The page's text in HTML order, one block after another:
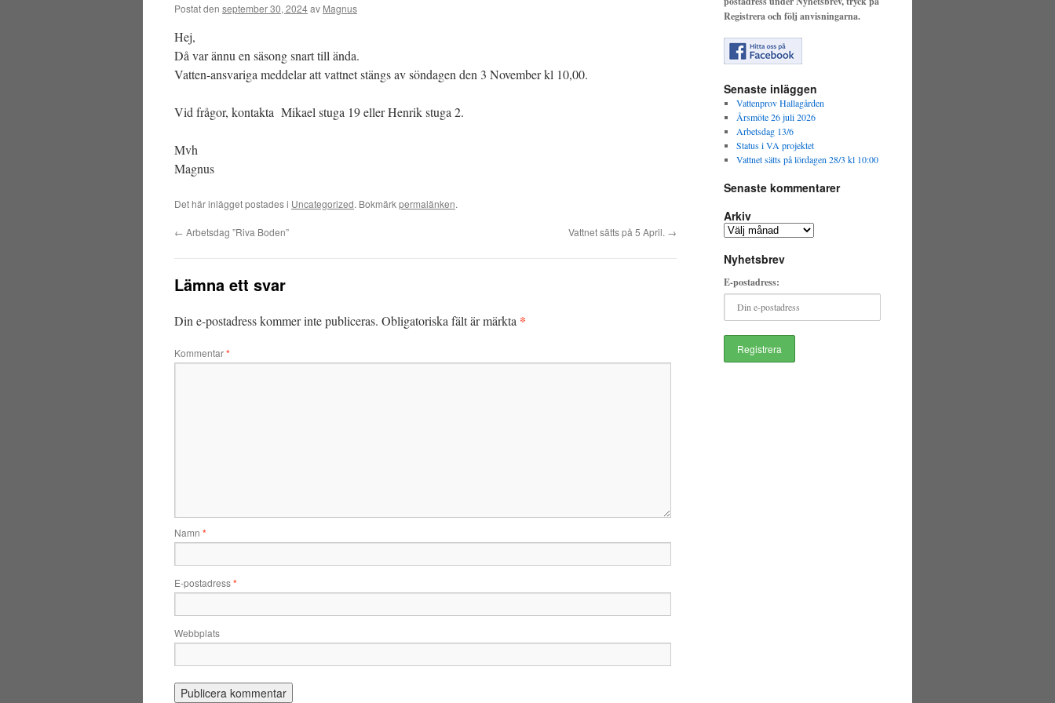
Postat den september 30, 2024av Magnus
Hej,
Då var ännu en säsong snart till ända.
Vatten-ansvariga meddelar att vattnet stängs av söndagen den 3 November kl 10,00.
Vid frågor, kontakta Mikael stuga 19 eller Henrik stuga 2.
Mvh
Magnus
Det här inlägget postades i Uncategorized. Bokmärkpermalänken.
← Arbetsdag ”Riva Boden” Vattnet sätts på 5 April. →
Lämna ett svar
Din e-postadress kommer inte publiceras. Obligatoriska fält är märkta *
Kommentar*
Namn *
E-postadress*
Webbplats
Registrera och följ anvisningarna.
Senaste inläggen
Vattenprov Hallagården
Årsmöte 26 juli 2026
Arbetsdag 13/6
Status i VA projektet
Vattnet sätts på lördagen 28/3 kl 10:00
Senaste kommentarer
Arkiv
Arkiv
Nyhetsbrev
E-postadress: